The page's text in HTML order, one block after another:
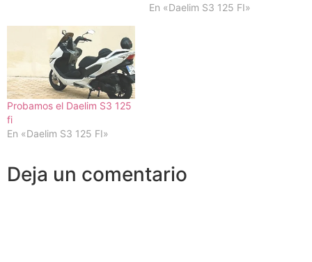
En «Daelim S3 125 FI»
Probamos el Daelim S3 125
fi
En «Daelim S3 125 FI»
Deja un comentario